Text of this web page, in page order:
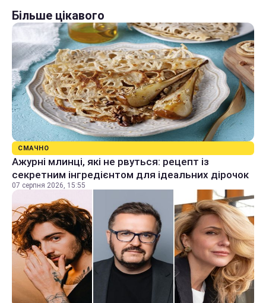
Більше цікавого
СМАЧНО
Ажурні млинці, які не рвуться: рецепт із
секретним інгредієнтом для ідеальних дірочок
07 серпня 2026, 15:55